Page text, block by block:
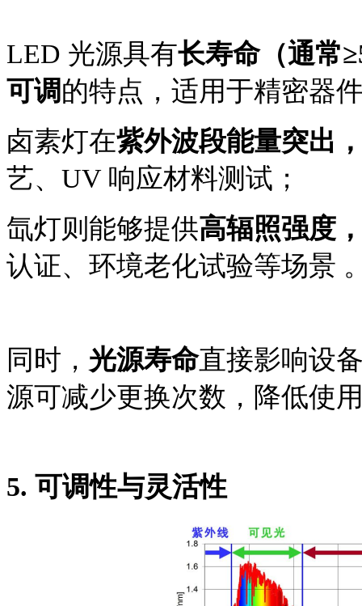
LED 光源具有长寿命（通常
可调的特点，适用于精密器
卤素灯在紫外波段能量突出
艺、UV 响应材料测试；
氙灯则能够提供高辐照强度
认证、环境老化试验等场景
同时， 光源寿命直接影响设
源可减少更换次数，降低使
5. 可调性与灵活性